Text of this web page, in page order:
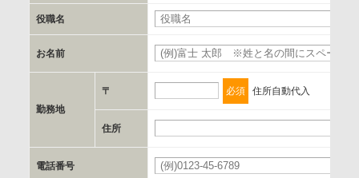
書類の送付又は電子的な方法
d.提供先および管理者
当社とイベント/セミナーを共同で開催する企業/団体
e.個人情報取り扱いに関する契約
当社と当該企業/団体とは、個人情報取扱に関する覚書の締結
を行います。
役職名
お名前
勤務地
〒 必須 住所自動代入
住所
電話番号